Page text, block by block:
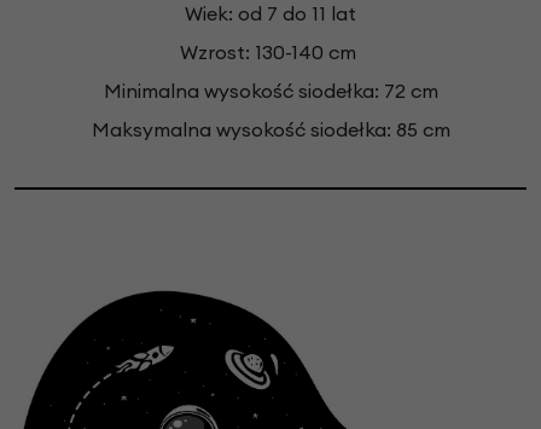
Wiek: od 7 do 11 lat
Wzrost: 130-140 cm
Minimalna wysokość siodełka: 72 cm
Maksymalna wysokość siodełka: 85 cm